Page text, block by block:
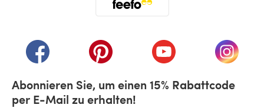
(öffnet sich in einem neuen Tab)
(öffnet sich in einem neuen Tab)
(öffnet sich in einem
(öffnet
Abonnieren Sie, um einen 15% Rabattcode
per E-Mail zu erhalten!